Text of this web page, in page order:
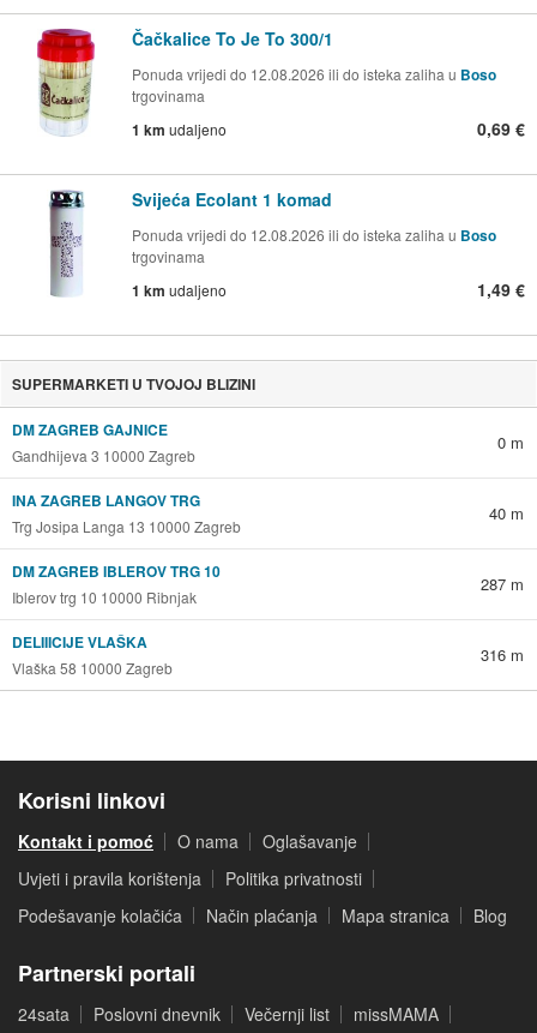
Čačkalice To Je To 300/1
Ponuda vrijedi do 12.08.2026 ili do isteka zaliha u Boso
trgovinama
1 km udaljeno 0,69 €
Svijeća Ecolant 1 komad
Ponuda vrijedi do 12.08.2026 ili do isteka zaliha u Boso
trgovinama
1 km udaljeno 1,49 €
SUPERMARKETI U TVOJOJ BLIZINI
DM ZAGREB GAJNICE
Gandhijeva 3 10000 Zagreb
0 m
INA ZAGREB LANGOV TRG
Trg Josipa Langa 13 10000 Zagreb
40 m
DM ZAGREB IBLEROV TRG 10
Iblerov trg 10 10000 Ribnjak
287 m
DELIIICIJE VLAŠKA
Vlaška 58 10000 Zagreb
316 m
Korisni linkovi
Kontakt i pomoć O nama
Oglašavanje
Uvjeti i pravila korištenja
Politika privatnosti
Podešavanje kolačića
Način plaćanja Mapa stranica Blog
Partnerski portali
24sata Poslovni dnevnik Večernji list missMAMA